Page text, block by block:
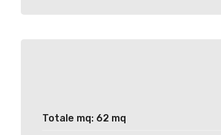
Totale mq: 62 mq